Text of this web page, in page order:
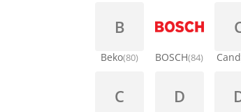
B
Beko(80) BOSCH(84)
C D